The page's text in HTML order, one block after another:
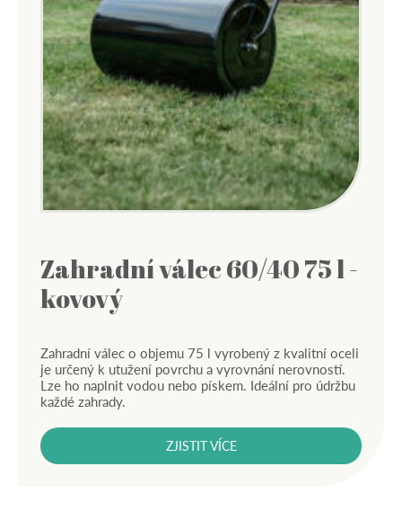
Zahradní válec 60/40 75 l -
kovový
Zahradní válec o objemu 75 l vyrobený z kvalitní oceli
je určený k utužení povrchu a vyrovnání nerovností.
Lze ho naplnit vodou nebo pískem. Ideální pro údržbu
každé zahrady.
ZJISTIT VÍCE